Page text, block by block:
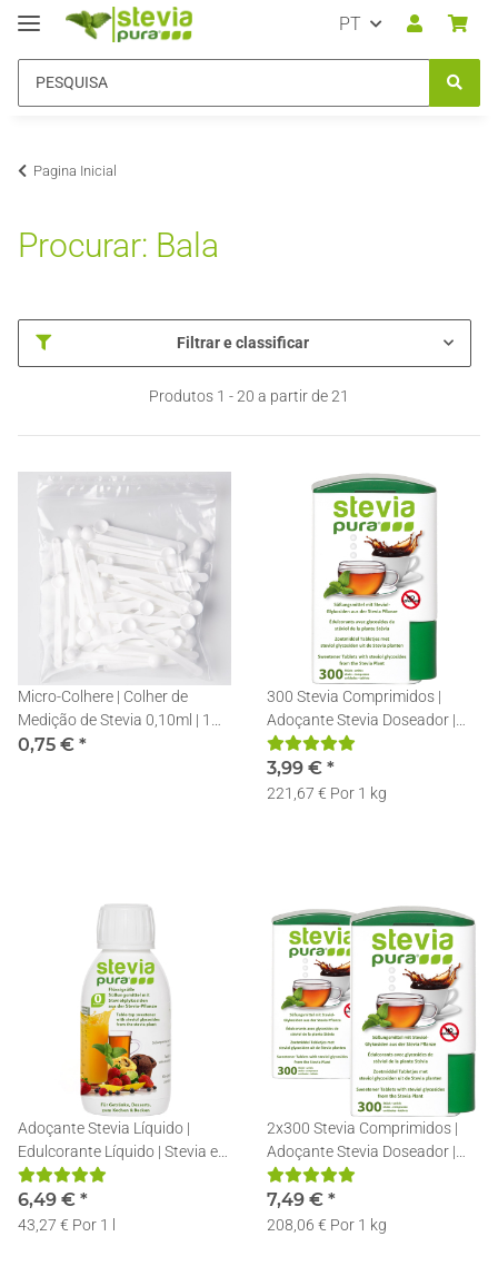
PT
Pagina Inicial
Procurar: Bala
Filtrar e classificar
Produtos 1 - 20 a partir de 21
Micro-Colhere | Colher de
Medição de Stevia 0,10ml | 1
Unidade
0,75 € *
300 Stevia Comprimidos |
Adoçante Stevia Doseador |
Recarregável | Pastilhas de
Stevia
3,99 € *
221,67 € Por 1 kg
Adoçante Stevia Líquido |
Edulcorante Líquido | Stevia em
Gotas | 150ml
6,49 € *
43,27 € Por 1 l
2x300 Stevia Comprimidos |
Adoçante Stevia Doseador |
Recarregável | Pastilhas de
Stevia
7,49 € *
208,06 € Por 1 kg